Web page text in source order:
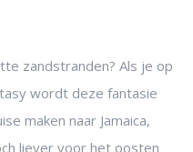
zandstranden? Als je op
wordt deze fantasie
maken naar Jamaica,
liever voor het oosten